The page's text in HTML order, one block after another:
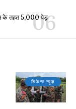
के तहत 5,000 पेड़
डिफेन्स न्यूज़